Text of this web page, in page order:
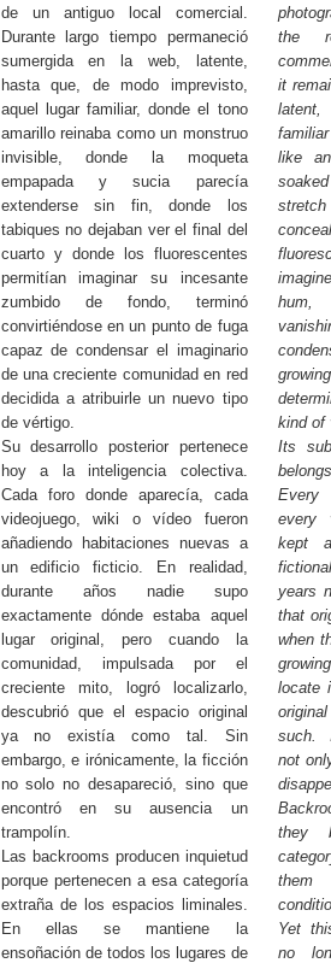
de un antiguo local comercial.
Durante largo tiempo permaneció
sumergida en la web, latente,
hasta que, de modo imprevisto,
aquel lugar familiar, donde el tono
amarillo reinaba como un monstruo
invisible, donde la moqueta
empapada y sucia parecía
extenderse sin fin, donde los
tabiques no dejaban ver el final del
cuarto y donde los fluorescentes
permitían imaginar su incesante
zumbido de fondo, terminó
convirtiéndose en un punto de fuga
capaz de condensar el imaginario
de una creciente comunidad en red
decidida a atribuirle un nuevo tipo
de vértigo.
Su desarrollo posterior pertenece
hoy a la inteligencia colectiva.
Cada foro donde aparecía, cada
videojuego, wiki o vídeo fueron
añadiendo habitaciones nuevas a
un edificio ficticio. En realidad,
durante años nadie supo
exactamente dónde estaba aquel
lugar original, pero cuando la
comunidad, impulsada por el
creciente mito, logró localizarlo,
descubrió que el espacio original
ya no existía como tal. Sin
embargo, e irónicamente, la ficción
no solo no desapareció, sino que
encontró en su ausencia un
trampolín.
Las backrooms producen inquietud
porque pertenecen a esa categoría
extraña de los espacios liminales.
En ellas se mantiene la
ensoñación de todos los lugares de
the
it
like
hum,
kind of
Its
Every
every
kept
years
that
when
locate
such.
not
they
them
Yet
no